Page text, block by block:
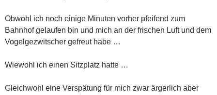
Obwohl ich noch einige Minuten vorher pfeifend zum
Bahnhof gelaufen bin und mich an der frischen Luft und dem
Vogelgezwitscher gefreut habe …
Wiewohl ich einen Sitzplatz hatte …
Gleichwohl eine Verspätung für mich zwar ärgerlich aber